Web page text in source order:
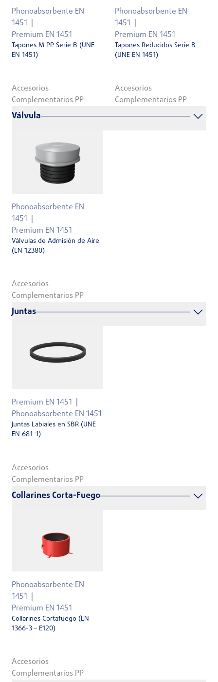
Phonoabsorbente EN
1451
Premium EN 1451
Tapones M PP Serie B (UNE
EN 1451)
Accesorios
Complementarios PP
Phonoabsorbente EN
1451
Premium EN 1451
Tapones Reducidos Serie B
(UNE EN 1451)
Accesorios
Complementarios PP
Válvula
Phonoabsorbente EN
1451
Premium EN 1451
Válvulas de Admisión de Aire
(EN 12380)
Accesorios
Complementarios PP
Juntas
Premium EN 1451
Phonoabsorbente EN 1451
Juntas Labiales en SBR (UNE
EN 681-1)
Accesorios
Complementarios PP
Collarines Corta-Fuego
Phonoabsorbente EN
1451
Premium EN 1451
Collarines Cortafuego (EN
1366-3 – E120)
Accesorios
Complementarios PP